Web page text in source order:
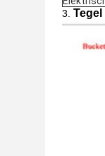
3.